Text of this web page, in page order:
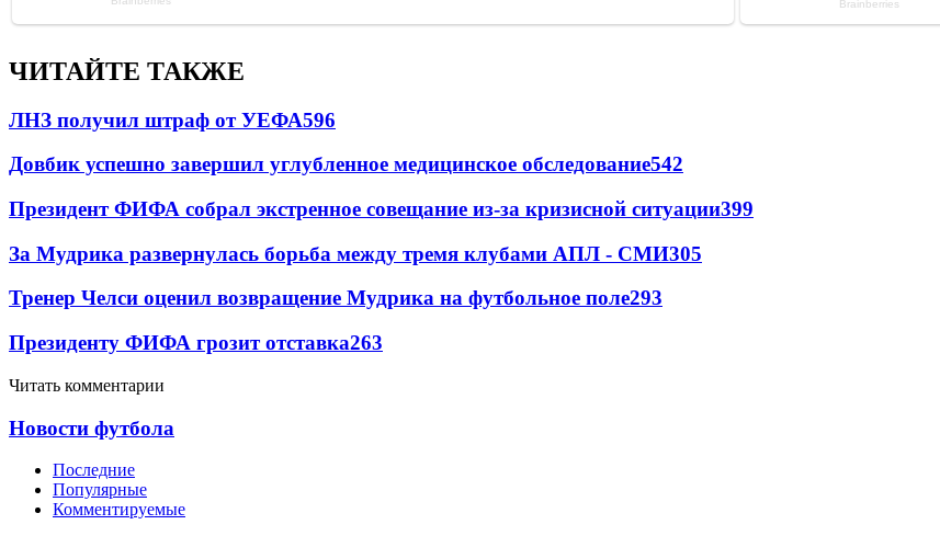
ЧИТАЙТЕ ТАКЖЕ
ЛНЗ получил штраф от УЕФА596
Довбик успешно завершил углубленное медицинское обследование542
Президент ФИФА собрал экстренное совещание из-за кризисной ситуации399
За Мудрика развернулась борьба между тремя клубами АПЛ - СМИ305
Тренер Челси оценил возвращение Мудрика на футбольное поле293
Президенту ФИФА грозит отставка263
Читать комментарии
Новости футбола
Последние
Популярные
Комментируемые